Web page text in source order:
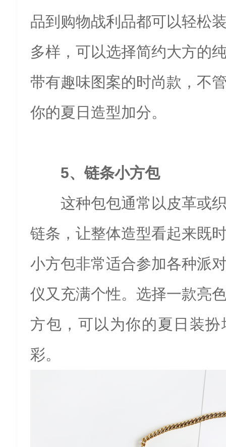
品到购物战利品都可以轻松
多样，可以选择简约大方的
带有趣味图案的时尚款，不
你的夏日造型加分。
5、链条小方包
这种包包通常以皮革或
链条，让整体造型看起来既
小方包非常适合参加各种派
仪又充满个性。选择一款亮
方包，可以为你的夏日装
彩。